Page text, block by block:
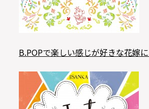
B.POPで楽しい感じが好きな花嫁